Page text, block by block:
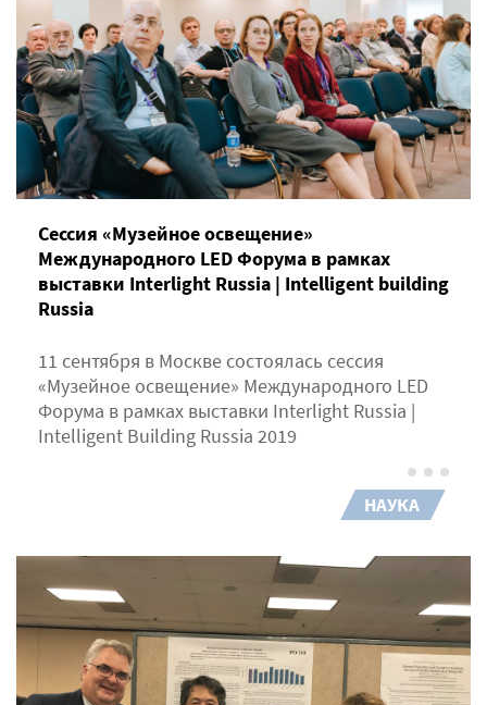
Сессия «Музейное освещение»
Международного LED Форума в рамках
выставки Interlight Russia | Intelligent building
Russia
11 сентября в Москве состоялась сессия
«Музейное освещение» Международного LED
Форума в рамках выставки Interlight Russia |
Intelligent Building Russia 2019
НАУКА